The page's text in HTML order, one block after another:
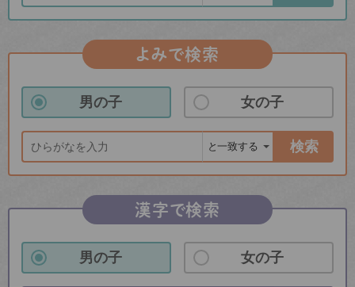
よみで検索
男の子 女の子
検索
漢字で検索
男の子 女の子